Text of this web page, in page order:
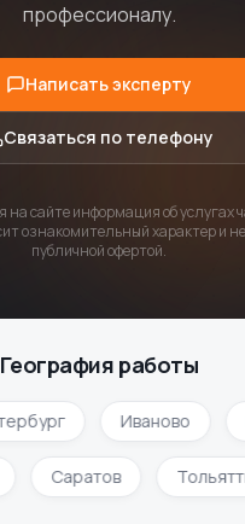
профессионалу.
Написать эксперту
Связаться по телефону
на сайте информация об услугах
ознакомительный характер и
публичной офертой.
География работы
Иваново
Саратов